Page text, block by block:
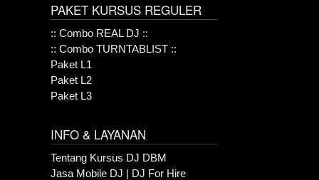
PAKET KURSUS REGULER
:: Combo REAL DJ ::
:: Combo TURNTABLIST ::
Paket L1
Paket L2
Paket L3
INFO & LAYANAN
Tentang Kursus DJ DBM
Jasa Mobile DJ | DJ For Hire